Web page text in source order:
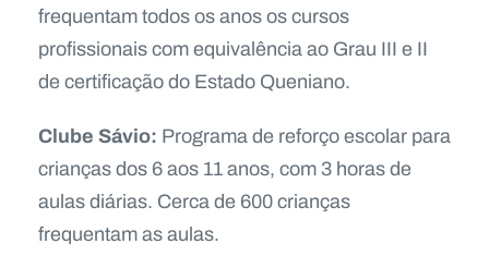
frequentam todos os anos os cursos
profissionais com equivalência ao Grau III e II
de certificação do Estado Queniano.
Clube Sávio: Programa de reforço escolar para
crianças dos 6 aos 11 anos, com 3 horas de
aulas diárias. Cerca de 600 crianças
frequentam as aulas.